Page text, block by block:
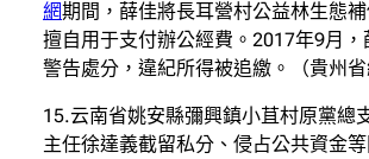
網期間，薛佳將長耳營村公益林生態
擅自用于支付辦公經費。2017年9月，
警告處分，違紀所得被追繳。（貴州省
15.云南省姚安縣彌興鎮小苴村原黨總
主任徐達義截留私分、侵占公共資金